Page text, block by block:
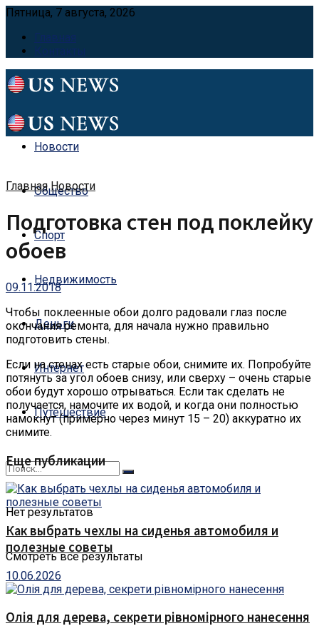
Пятница, 7 августа, 2026
Главная
Контакты
Новости
Общество
Спорт
Недвижимость
Деньги
Интернет
Путешествие
Нет результатов
Смотреть все результаты
Главная Новости
Подготовка стен под поклейку
обоев
09.11.2018
Чтобы поклеенные обои долго радовали глаз после
окончания ремонта, для начала нужно правильно
подготовить стены.
Если на стенах есть старые обои, снимите их. Попробуйте
потянуть за угол обоев снизу, или сверху – очень старые
обои будут хорошо отрываться. Если так сделать не
получается, намочите их водой, и когда они полностью
намокнут (примерно через минут 15 – 20) аккуратно их
снимите.
Еще публикации
Как выбрать чехлы на сиденья автомобиля и
полезные советы
10.06.2026
Олія для дерева, секрети рівномірного нанесення